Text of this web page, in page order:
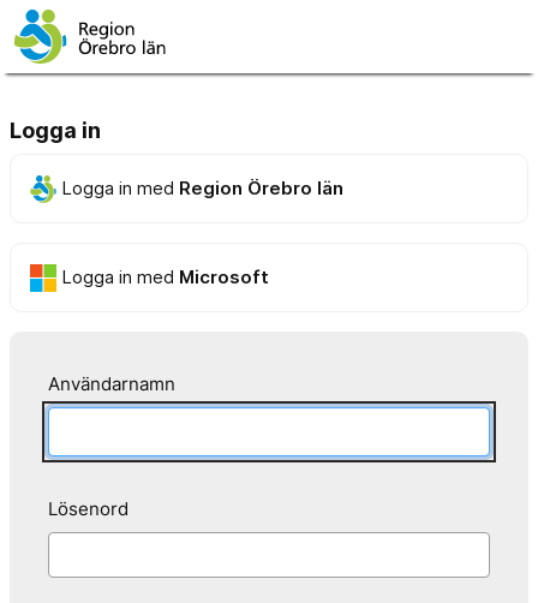
Logga in
Logga in med Region Örebro län
Logga in med Microsoft
Användarnamn
Lösenord